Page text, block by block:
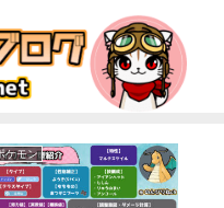
ケモン